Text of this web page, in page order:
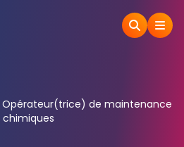
Opérateur(trice) de maintenance
chimiques